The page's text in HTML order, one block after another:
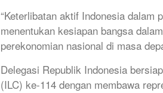
“Keterlibatan aktif Indonesia dalam
menentukan kesiapan bangsa
perekonomian nasional di masa
Delegasi Republik Indonesia
(ILC) ke-114 dengan membawa